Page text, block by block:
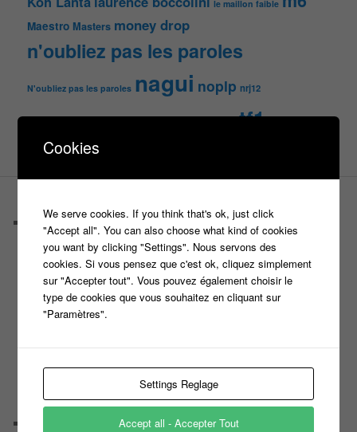
le maillon faible
Maestro Masters money drop
n'oubliez pas les paroles
N'oubliez pas les paroles nagui noplp nrj12
Olivier Minne pékin express tf1
tournagetv
Castings
C’est quoi un casteur ?
C’est quoi un directeur de casting ?
Harry
Motus
Slam
Les Z’Amours
N’oubliez Pas Les Paroles
Tout le monde veut prendre sa place
Cookies
We serve cookies. If you think that's ok, just click
"Accept all". You can also choose what kind of cookies
you want by clicking "Settings". Nous servons des
cookies. Si vous pensez que c'est ok, cliquez simplement
sur "Accepter tout". Vous pouvez également choisir le
type de cookies que vous souhaitez en cliquant sur
"Paramètres".
Settings Reglage
Accept all - Accepter Tout